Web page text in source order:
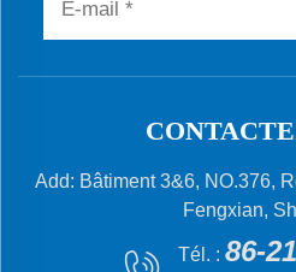
Add: Bâtiment 3&6, NO.376,
Fengxian,
Tél. : 86-